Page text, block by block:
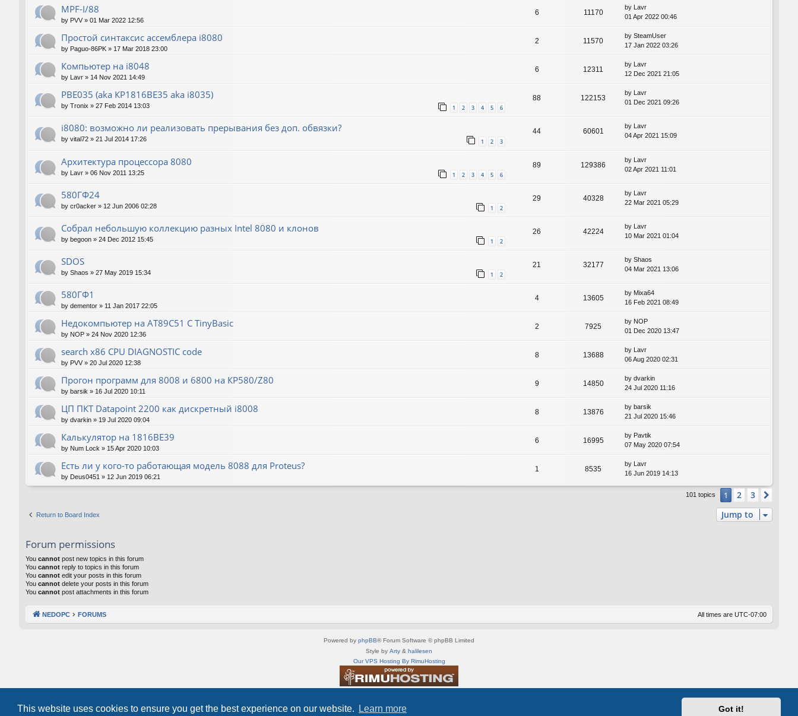
This website uses cookies to ensure you get the best experience on our website. Learn more Got it!
MPF-I/88
by PVV » 01 Mar 2022 12:56
6 11170
by
Lavr
01 Apr 2022 00:46
Простой синтаксис ассемблера i8080
by Paguo-86PK » 17 Mar 2018 23:00
2 11570
by SteamUser
17 Jan 2022 03:26
Компьютер на i8048
by Lavr » 14 Nov 2021 14:49
6 12311
by
Lavr
12 Dec 2021 21:05
РВЕ035 (aka КР1816ВЕ35 aka i8035)
by Tronix » 27 Feb 2014 13:03 1 2 3 4 5 6
88 122153
by
Lavr
01 Dec 2021 09:26
i8080: возможно ли реализовать прерывания без доп. обвязки?
by vital72 » 21 Jul 2014 17:26 1 2 3
44 60601
by Lavr
04 Apr 2021 15:09
Архитектура процессора 8080
by Lavr » 06 Nov 2011 13:25 1 2 3 4 5 6
89 129386
by Lavr
02 Apr 2021 11:01
580ГФ24
by cr0acker » 12 Jun 2006 02:28 1 2
29 40328
by Lavr
22 Mar 2021 05:29
Собрал небольшую коллекцию разных Intel 8080 и клонов
by begoon » 24 Dec 2012 15:45 1 2
26 42224
by Lavr
10 Mar 2021 01:04
SDOS
by Shaos » 27 May 2019 15:34 1 2
21 32177
by Shaos
04 Mar 2021 13:06
580ГФ1
by dementor » 11 Jan 2017 22:05
4 13605
by Mixa64
16 Feb 2021 08:49
Недокомпьютер на AT89C51 C TinyBasic
by NOP » 24 Nov 2020 12:36
2 7925
by NOP
01 Dec 2020 13:47
search x86 CPU DIAGNOSTIC code
by PVV » 20 Jul 2020 12:38
8 13688
by Lavr
06 Aug 2020 02:31
Прогон программ для 8008 и 6800 на КР580/Z80
by barsik » 16 Jul 2020 10:11
9 14850
by dvarkin
24 Jul 2020 11:16
ЦП ПКТ Datapoint 2200 как дискретный i8008
by dvarkin » 19 Jul 2020 09:04
8 13876
by barsik
21 Jul 2020 15:46
Калькулятор на 1816ВЕ39
by Num Lock » 15 Apr 2020 10:03
6 16995
by Pavtik
07 May 2020 07:54
Есть ли у кого-то работающая модель 8088 для Proteus?
by Deus0451 » 12 Jun 2019 06:21
1 8535
by Lavr
16 Jun 2019 14:13
101 topics 1 2 3
Return to Board Index Jump to
Forum permissions
You cannot post new topics in this forum
You cannot reply to topics in this forum
You cannot edit your posts in this forum
You cannot delete your posts in this forum
You cannot post attachments in this forum
NEDOPC FORUMS All times are UTC-07:00
Powered by phpBB® Forum Software © phpBB Limited
Style by Arty & halilesen
Our VPS Hosting By RimuHosting
Privacy|Terms